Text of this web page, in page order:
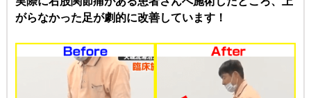
がらなかった足が劇的に改善しています！